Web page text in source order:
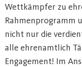
Wettkämpfer zu
Rahmenprogramm
nicht nur die
alle ehrenamtlich
Engagement! Im